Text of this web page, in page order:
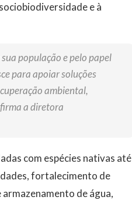
e à
população e pelo papel
para apoiar soluções
ambiental,
a diretora
com espécies nativas até
fortalecimento de
de água,